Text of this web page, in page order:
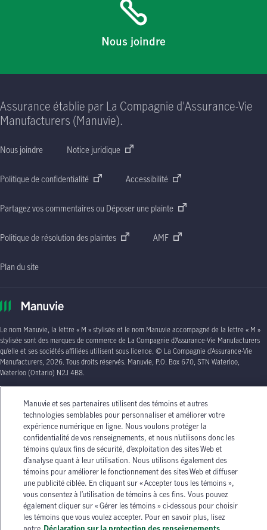
Nous joindre
Assurance établie par La Compagnie d'Assurance-Vie
Manufacturers (Manuvie).
Nous joindre Notice juridique
Politique de confidentialité Accessibilité
Partagez vos commentaires ou Déposer une plainte
Politique de résolution des plaintes AMF
Plan du site
Le nom Manuvie, la lettre « M »stylisée et le nom Manuvie accompagné de la lettre « M »
stylisée sont des marques de commerce de La Compagnie d’Assurance-Vie Manufacturers
qu’elle et ses sociétés affiliées utilisent sous licence. © La Compagnie d’Assurance-Vie
Manufacturers, 2026. Tous droits réservés. Manuvie, P.O. Box 670, STN Waterloo,
Waterloo (Ontario) N2J 4B8
conseillers en assurance autorisés de Manuvie ou avec votre agent d’assurance autorisé si
vous avez besoin de conseils sur vos besoins en matière d’assurance.
Manuvie et ses partenaires utilisent des témoins et autres
technologies semblables pour personnaliser et améliorer votre
expérience numérique en ligne. Nous voulons protéger la
confidentialité de vos renseignements, et nous n’utilisons donc les
témoins qu’aux fins de sécurité, d’exploitation des sites Web et
d’analyse quant à leur utilisation. Nous utilisons également des
témoins pour améliorer le fonctionnement des sites Web et diffuser
une publicité ciblée. En cliquant sur « Accepter tous les témoins »,
vous consentez à l’utilisation de témoins à ces fins. Vous pouvez
également cliquer sur « Gérer les témoins » ci-dessous pour choisir
les témoins que vous voulez accepter. Pour en savoir plus, lisez